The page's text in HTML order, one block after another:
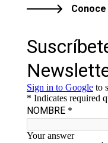
Conoce